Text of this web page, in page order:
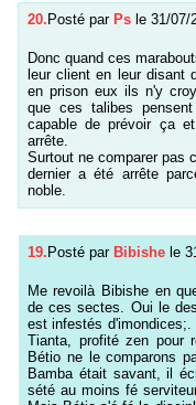
20. Posté par Ps le 31/07/
Donc quand ces
leur client en leur disant
en prison eux ils n'y
que ces talibes
capable de prévoir ça
arrête.
Surtout ne comparer pas
dernier a été arrête
noble.
19. Posté par Bibishe le
Me revoilà Bibishe en
de ces sectes. Oui le
est infestés
Tianta, profité zen pour
Bétio ne le comparons
Bamba était savant, il
sété au moins fé